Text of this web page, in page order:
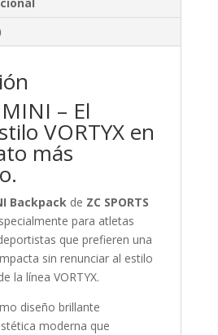
– El
VORTYX en
más
Backpackde ZC SPORTS
para atletas
que prefieren una
sin renunciar al estilo
la línea VORTYX.
diseño brillante
moderna que